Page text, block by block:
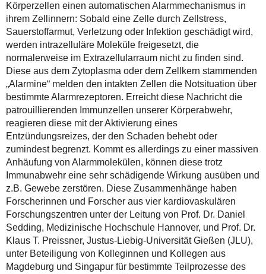
Körperzellen einen automatischen Alarmmechanismus in
ihrem Zellinnern: Sobald eine Zelle durch Zellstress,
Sauerstoffarmut, Verletzung oder Infektion geschädigt wird,
werden intrazelluläre Moleküle freigesetzt, die
normalerweise im Extrazellularraum nicht zu finden sind.
Diese aus dem Zytoplasma oder dem Zellkern stammenden
„Alarmine“ melden den intakten Zellen die Notsituation über
bestimmte Alarmrezeptoren. Erreicht diese Nachricht die
patrouillierenden Immunzellen unserer Körperabwehr,
reagieren diese mit der Aktivierung eines
Entzündungsreizes, der den Schaden behebt oder
zumindest begrenzt. Kommt es allerdings zu einer massiven
Anhäufung von Alarmmolekülen, können diese trotz
Immunabwehr eine sehr schädigende Wirkung ausüben und
z.B. Gewebe zerstören. Diese Zusammenhänge haben
Forscherinnen und Forscher aus vier kardiovaskulären
Forschungszentren unter der Leitung von Prof. Dr. Daniel
Sedding, Medizinische Hochschule Hannover, und Prof. Dr.
Klaus T. Preissner, Justus-Liebig-Universität Gießen (JLU),
unter Beteiligung von Kolleginnen und Kollegen aus
Magdeburg und Singapur für bestimmte Teilprozesse des